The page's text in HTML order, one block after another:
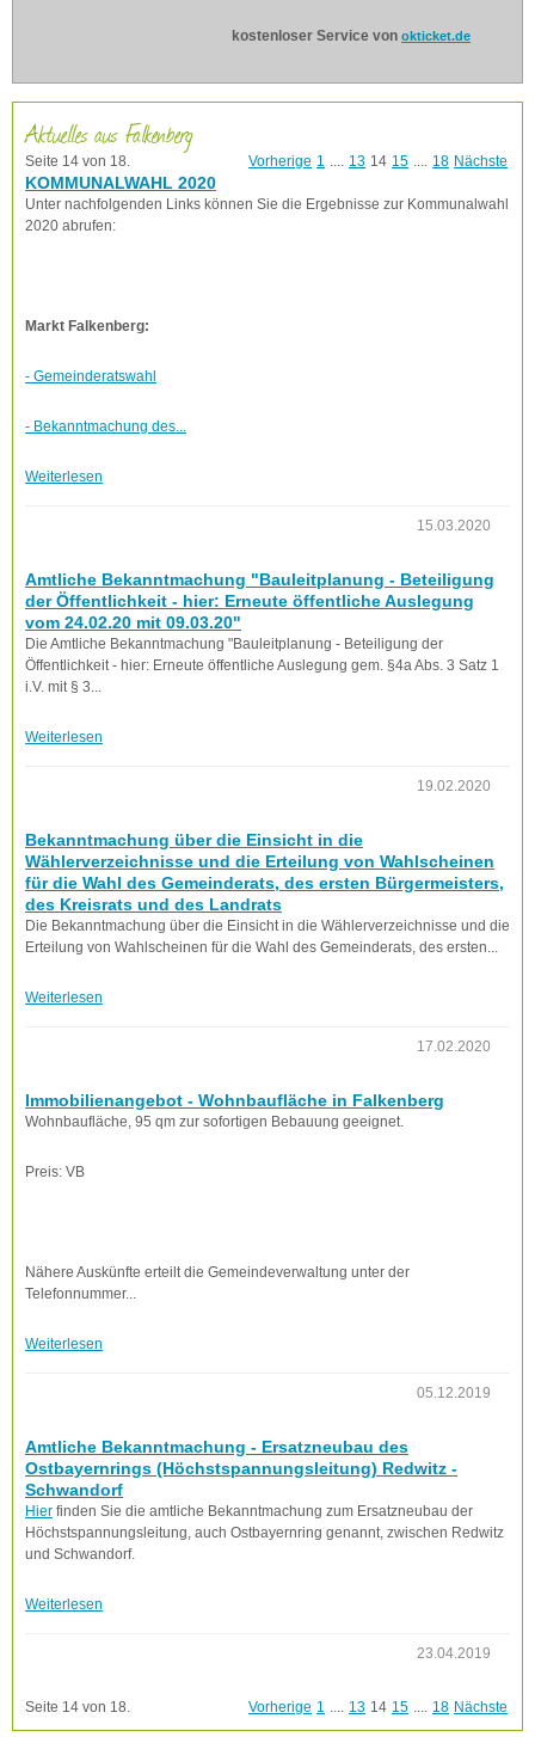
kostenloser Service von okticket.de
Aktuelles aus Falkenberg
Seite 14 von 18. Vorherige 1 .... 13 14 15 .... 18 Nächste
KOMMUNALWAHL 2020
Unter nachfolgenden Links können Sie die Ergebnisse zur Kommunalwahl
2020 abrufen:
Markt Falkenberg:
- Gemeinderatswahl
- Bekanntmachung des...
Weiterlesen
15.03.2020
Amtliche Bekanntmachung "Bauleitplanung - Beteiligung
der Öffentlichkeit - hier: Erneute öffentliche Auslegung
vom 24.02.20 mit 09.03.20"
Die Amtliche Bekanntmachung "Bauleitplanung - Beteiligung der
Öffentlichkeit - hier: Erneute öffentliche Auslegung gem. §4a Abs. 3 Satz 1
i.V. mit § 3...
Weiterlesen
19.02.2020
Bekanntmachung über die Einsicht in die
Wählerverzeichnisse und die Erteilung von Wahlscheinen
für die Wahl des Gemeinderats, des ersten Bürgermeisters,
des Kreisrats und des Landrats
Die Bekanntmachung über die Einsicht in die Wählerverzeichnisse und die
Erteilung von Wahlscheinen für die Wahl des Gemeinderats, des ersten...
Weiterlesen
17.02.2020
Immobilienangebot - Wohnbaufläche in Falkenberg
Wohnbaufläche, 95 qm zur sofortigen Bebauung geeignet.
Preis: VB
Nähere Auskünfte erteilt die Gemeindeverwaltung unter der
Telefonnummer...
Weiterlesen
05.12.2019
Amtliche Bekanntmachung - Ersatzneubau des
Ostbayernrings (Höchstspannungsleitung) Redwitz -
Schwandorf
Hier finden Sie die amtliche Bekanntmachung zum Ersatzneubau der
Höchstspannungsleitung, auch Ostbayernring genannt, zwischen Redwitz
und Schwandorf.
Weiterlesen
23.04.2019
Seite 14 von 18. Vorherige 1 .... 13 14 15 .... 18 Nächste